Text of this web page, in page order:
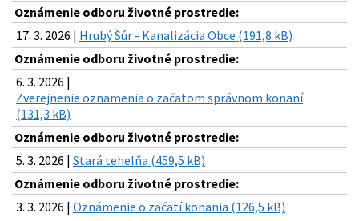
Oznámenie odboru životné prostredie:
17. 3. 2026 | Hrubý Šúr - Kanalizácia Obce (191,8 kB)
Oznámenie odboru životné prostredie:
6. 3. 2026 |
Zverejnenie oznamenia o začatom správnom konaní
(131,3 kB)
Oznámenie odboru životné prostredie:
5. 3. 2026 | Stará tehelňa (459,5 kB)
Oznámenie odboru životné prostredie:
3. 3. 2026 | Oznámenie o začatí konania (126,5 kB)